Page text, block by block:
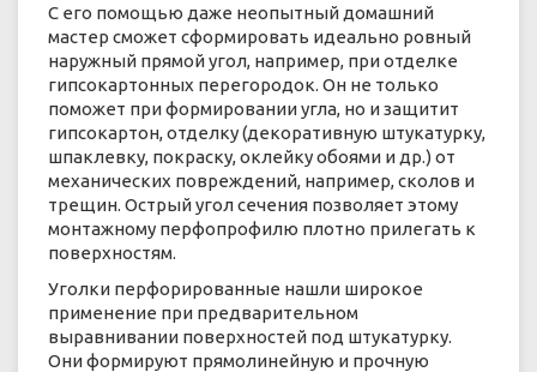
С его помощью даже неопытный домашний
мастер сможет сформировать идеально ровный
наружный прямой угол, например, при отделке
гипсокартонных перегородок. Он не только
поможет при формировании угла, но и защитит
гипсокартон, отделку (декоративную штукатурку,
шпаклевку, покраску, оклейку обоями и др.) от
механических повреждений, например, сколов и
трещин. Острый угол сечения позволяет этому
монтажному перфопрофилю плотно прилегать к
поверхностям.
Уголки перфорированные нашли широкое
применение при предварительном
выравнивании поверхностей под штукатурку.
Они формируют прямолинейную и прочную